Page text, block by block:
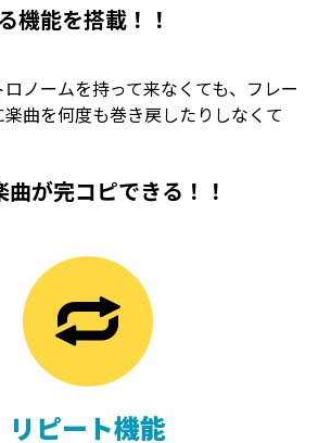
機能を搭載！！
ノームを持って来なくても、フレー
曲を何度も巻き戻したりしなくて
が完コピできる！！
リピート機能